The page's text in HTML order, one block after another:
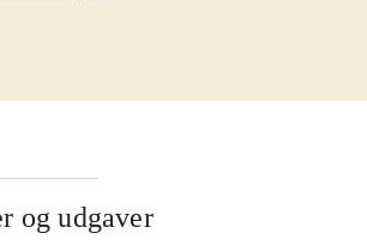
til bemanding. Når
kører til branden, som
med det medbragte
og mere komplicerede
og udgaver